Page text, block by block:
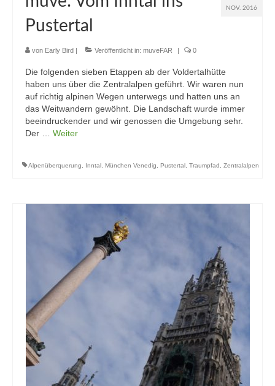
NOV. 2016
Pustertal
von Early Bird Veröffentlicht in: muveFAR 0
Die folgenden sieben Etappen ab der Voldertalhütte
haben uns über die Zentralalpen geführt. Wir waren nun
auf richtig alpinen Wegen unterwegs und hatten uns an
das Weitwandern gewöhnt. Die Landschaft wurde immer
beeindruckender und wir genossen die Umgebung sehr.
Der … Weiter
Alpenüberquerung, Inntal, München Venedig, Pustertal, Traumpfad, Zentralalpen